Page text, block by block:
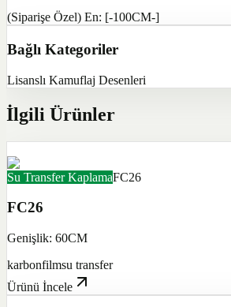
(Siparişe Özel) En: [-100CM-]
Bağlı Kategoriler
Lisanslı Kamuflaj Desenleri
İlgili Ürünler
Su Transfer KaplamaFC26
FC26
Genişlik: 60CM
karbonfilmsu transfer
Ürünü İncele